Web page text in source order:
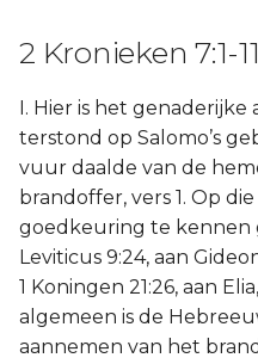
2 Kronieken 7:1-11
I. Hier is het genaderijke
terstond op Salomo’s
vuur daalde van de
brandoffer, vers 1. Op
goedkeuring te kennen
Leviticus 9:24, aan
1 Koningen 21:26, aan
algemeen is de
aannemen van het